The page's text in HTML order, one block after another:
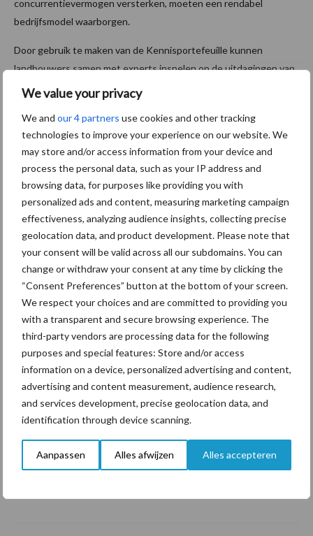
We value your privacy
We and our 4 partners use cookies and other tracking
technologies to improve your experience on our website. We
may store and/or access information from your device and
process the personal data, such as your IP address and
browsing data, for purposes like providing you with
personalized ads and content, measuring marketing campaign
effectiveness, analyzing audience insights, collecting precise
geolocation data, and product development. Please note that
your consent will be valid across all our subdomains. You can
change or withdraw your consent at any time by clicking the
“Consent Preferences” button at the bottom of your screen.
We respect your choices and are committed to providing you
with a transparent and secure browsing experience. The
third-party vendors are processing data for the following
purposes and special features: Store and/or access
information on a device, personalized advertising and content,
advertising and content measurement, audience research,
and services development, precise geolocation data, and
identification through device scanning.
Aanpassen Alles afwijzen Alles accepteren
concurrentievermogen versterken, moeten een rendabel
bedrijfsmodel waarborgen.
Door gebruik te maken van de Kennisportefeuille kunnen
landbouwers samen met experts inspelen op de uitdagingen van
vandaag en van de toekomst.
Bron:Departement
Meer melkvee nieuws
Maak hier uw keuze:
bemesting Diergezondheid
Toon meer
Gerelateerde artikelen ondernemen
Drie Franse bedrijven over
de grens van 14.000